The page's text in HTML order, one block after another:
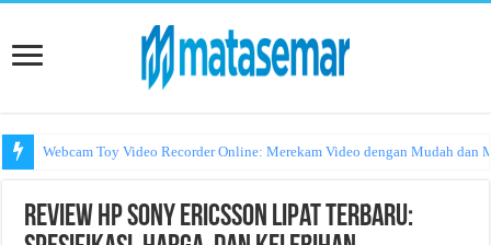
Webcam Toy Video Recorder Online: Merekam Video dengan Mudah dan
Hosting Amerika Murah: Pilihan Tepat Untuk Portofolio Online Anda
Review HP Sony Ericsson Lipat Terbaru: